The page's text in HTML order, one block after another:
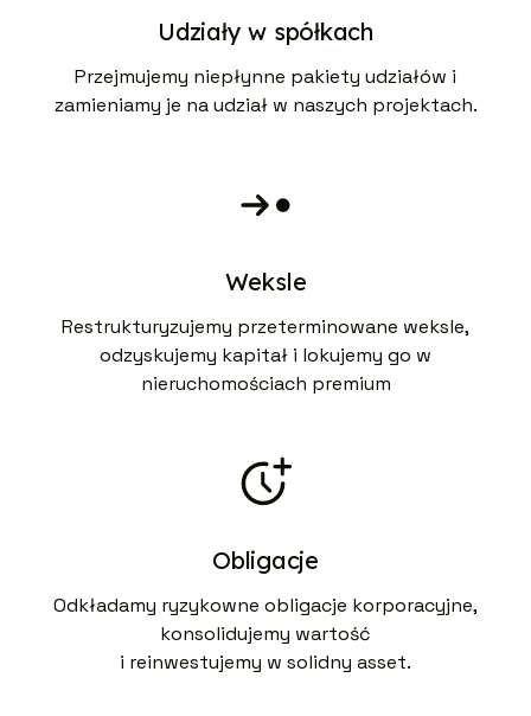
Udziały w spółkach
Przejmujemy niepłynne pakiety udziałów i
zamieniamy je na udział w naszych projektach.
Weksle
Restrukturyzujemy przeterminowane weksle,
odzyskujemy kapitał i lokujemy go w
nieruchomościach premium
Obligacje
Odkładamy ryzykowne obligacje korporacyjne,
konsolidujemy wartość
i reinwestujemy w solidny asset.